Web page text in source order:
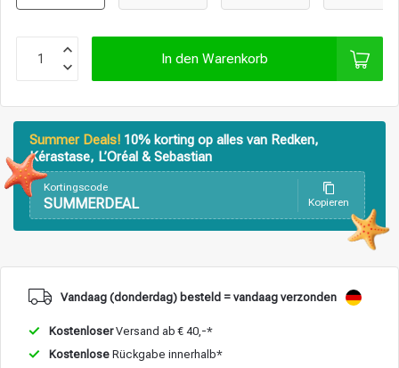
Stylingprodukte
In den Warenkorb
Summer Deals! 10% korting op alles van Redken,
Kérastase, L’Oréal & Sebastian
Kortingscode
SUMMERDEAL Kopieren
Vandaag (donderdag) besteld = vandaag verzonden
KostenloserVersand ab € 40,-*
Kostenlose Rückgabe innerhalb*